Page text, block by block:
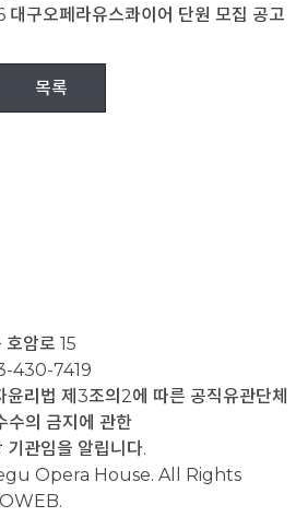
구오페라유스콰이어 단원 모집 공고
목록
암로 15
430-7419
리법 제3조의2에 따른 공직유관단체
수의 금지에 관한
관임을 알립니다.
Opera House. All Rights